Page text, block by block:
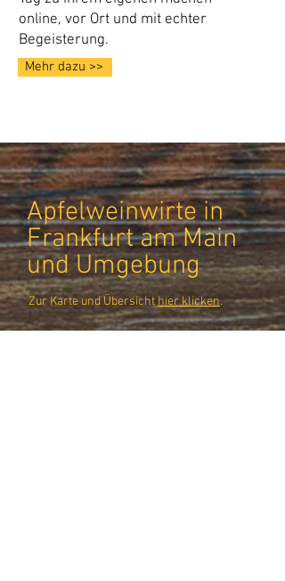
online, vor Ort und mit echter
Begeisterung.
Mehr dazu >>
Apfelweinwirte in
Frankfurt am Main
und Umgebung
Zur Karte und Übersichthier klicken.